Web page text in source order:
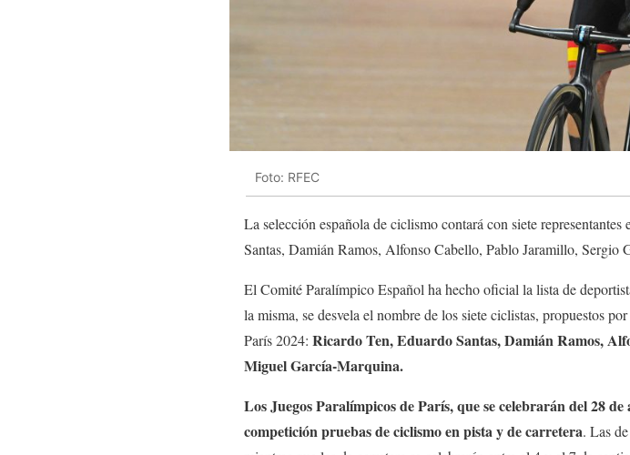
Foto: RFEC
La selección española de ciclismo contará con siete
Santas, Damián Ramos, Alfonso Cabello, Pablo Jaramillo,
El Comité Paralímpico Español ha hecho oficial la lista de
la misma, se desvela el nombre de los siete ciclistas, propuestos
París 2024: Ricardo Ten, Eduardo Santas, Damián Ramos,
Miguel García-Marquina.
Los Juegos Paralímpicos de París, que se celebrarán del 28
competición pruebas de ciclismo en pista y de carretera. Las